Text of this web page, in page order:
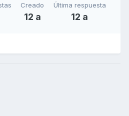
Creado
12 a
Última respuesta
12 a